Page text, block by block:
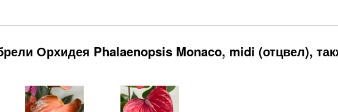
Орхидея Phalaenopsis Monaco, midi (отцвел),